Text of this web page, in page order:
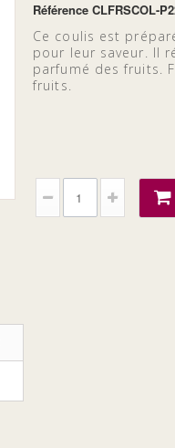
Référence CLFRSCOL-
Ce coulis est
pour leur saveur. Il
parfumé des fruits.
fruits.